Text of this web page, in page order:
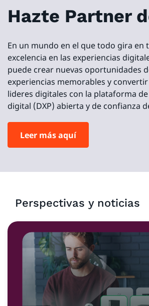
Hazte Partner
En un mundo en el que todo gira en
excelencia en las experiencias
puede crear nuevas oportunidades
experiencias memorables y
lideres digitales con la plataforma
digital (DXP) abierta y de confianza
Leer más aquí
Perspectivas y noticias